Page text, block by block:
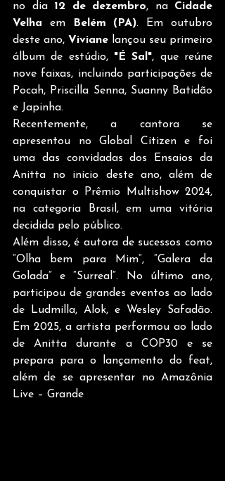
no dia 12 de dezembro, na Cidade
Velha em Belém (PA). Em outubro
deste ano, Viviane lançou seu primeiro
álbum de estúdio, "É Sal", que reúne
nove faixas, incluindo participações de
Pocah, Priscilla Senna, Suanny Batidão
e Japinha.
Recentemente, a cantora se
apresentou no Global Citizen e foi
uma das convidadas dos Ensaios da
Anitta no início deste ano, além de
conquistar o Prêmio Multishow 2024,
na categoria Brasil, em uma vitória
decidida pelo público.
Além disso, é autora de sucessos como
“Olha bem para Mim”, “Galera da
Golada” e “Surreal”. No último ano,
participou de grandes eventos ao lado
de Ludmilla, Alok, e Wesley Safadão.
Em 2025, a artista performou ao lado
de Anitta durante a COP30 e se
prepara para o lançamento do feat,
além de se apresentar no Amazônia
Live – Grande